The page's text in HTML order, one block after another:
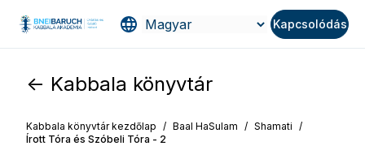
Kapcsolódás
<- Kabbala könyvtár
Kabbala könyvtár kezdőlap / Baal HaSulam / Shamati /
Írott Tóra és Szóbeli Tóra - 2